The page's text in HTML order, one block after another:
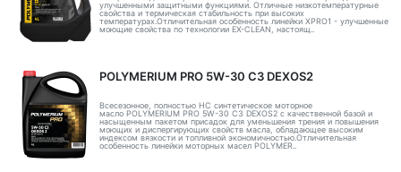
улучшенными защитными функциями. Отличные низкотемпературные
свойства и термическая стабильность при высоких
температурах.Отличительная особенность линейки XPRO1 - улучшенные
моющие свойства по технологии EX-CLEAN, настоящ..
POLYMERIUM PRO 5W-30 C3 DEXOS2
Всесезонное, полностью HC синтетическое моторное
масло POLYMERIUM PRO 5W-30 C3 DEXOS2 с качественной базой и
насыщенным пакетом присадок для уменьшения трения и повышения
моющих и диспергирующих свойств масла, обладающее высоким
индексом вязкости и топливной экономичностью.Отличительная
особенность линейки моторных масел POLYMER..